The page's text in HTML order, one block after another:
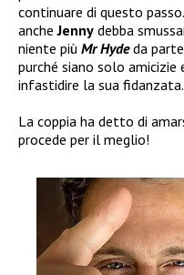
continuare di questo
ancheJenny debba
niente più Mr Hydeda
purché siano solo amicizie
infastidire la sua fidanzata.
La coppia ha detto di
procede per il meglio!